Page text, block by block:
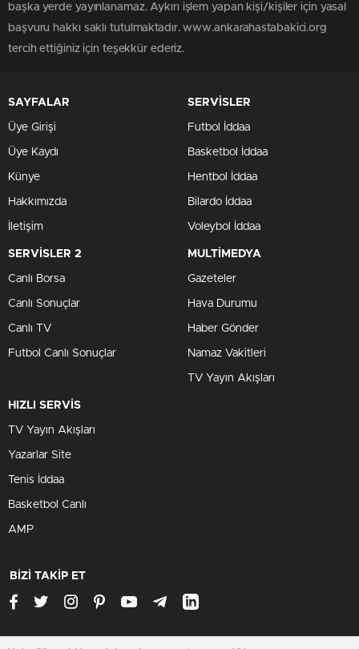
başka yerde yayınlanamaz. Aykırı işlem yapan kişi/kişiler için yasal
başvuru hakkı saklı tutulmaktadır. www.ankarahastabakici.org
tercih ettiğiniz için teşekkür ederiz.
SAYFALAR
Üye Girişi
Üye Kaydı
Künye
Hakkımızda
İletişim
SERVİSLER
Futbol İddaa
Basketbol İddaa
Hentbol İddaa
Bilardo İddaa
Voleybol İddaa
SERVİSLER 2
Canlı Borsa
Canlı Sonuçlar
Canlı TV
Futbol Canlı Sonuçlar
MULTİMEDYA
Gazeteler
Hava Durumu
Haber Gönder
Namaz Vakitleri
TV Yayın Akışları
HIZLI SERVİS
TV Yayın Akışları
Yazarlar Site
Tenis İddaa
Basketbol Canlı
AMP
BİZİ TAKİP ET